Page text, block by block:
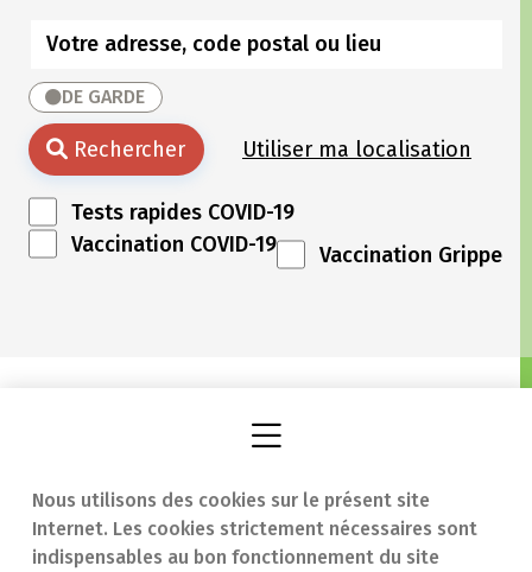
Nous utilisons des cookies sur le présent site
Internet. Les cookies strictement nécessaires sont
indispensables au bon fonctionnement du site
DE GARDE
Rechercher Utiliser ma localisation
Tests rapides COVID-19
Vaccination COVID-19
Vaccination Grippe
Trouver une
En cas d'urgence